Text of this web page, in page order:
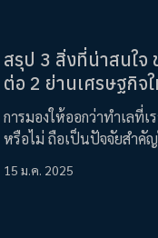
สรุป 3 สิ่งที่น่าสนใจ
ต่อ 2 ย่านเศรษฐกิจ
การมองให้ออกว่าทำเลที่
หรือไม่ ถือเป็นปัจจัยสำคั
15 ม.ค. 2025